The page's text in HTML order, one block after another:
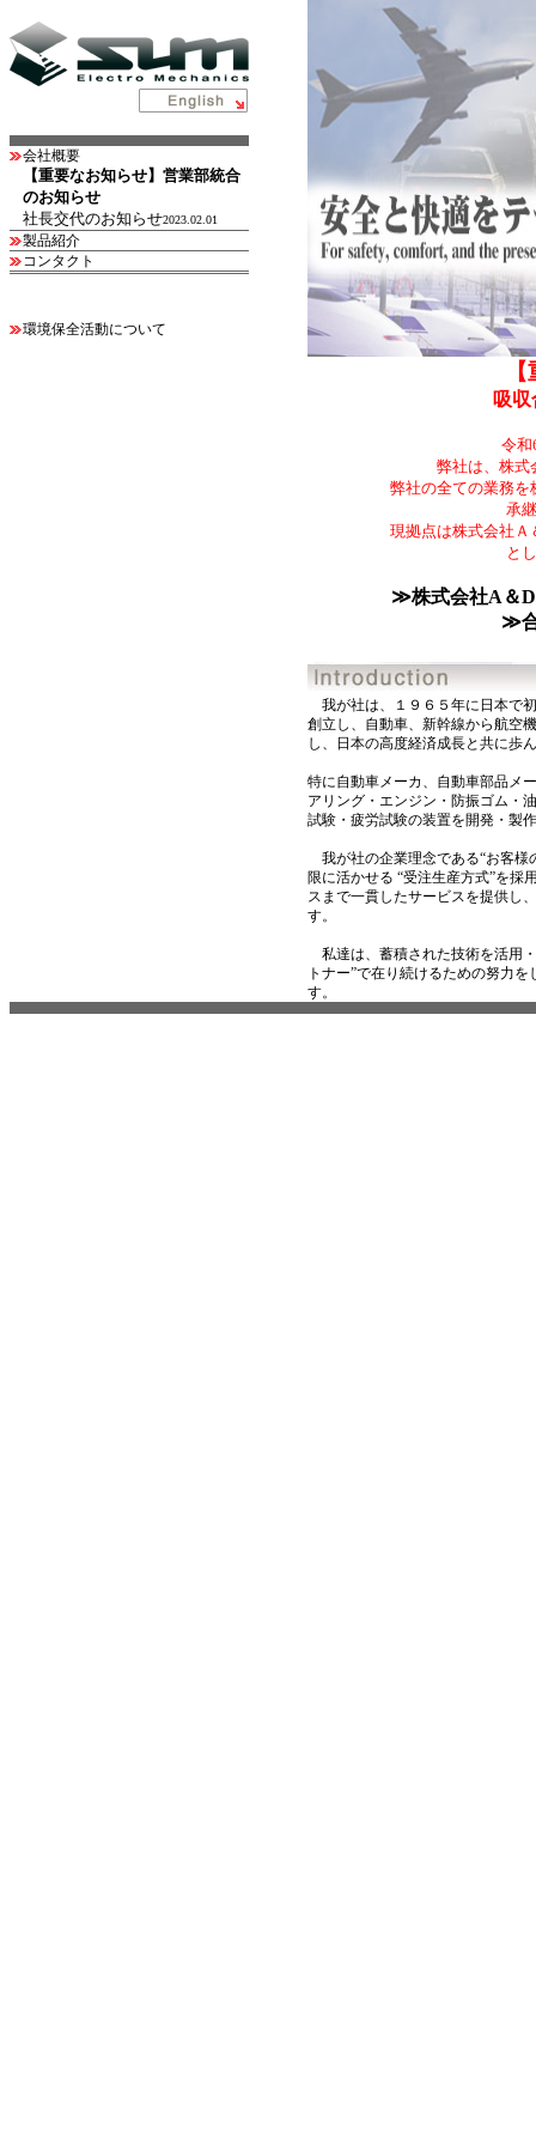
会社概要
【重要なお知らせ】営業部統合
のお知らせ
社長交代のお知らせ2023.02.01
製品紹介
コンタクト
環境保全活動について
吸
令和
弊社は、株式会社
弊社の全ての業務を
承
現拠点は株式会社Ａ
と
≫株式会社A＆D
≫
我が社は、１９６５年に日本で
創立し、自動車、新幹線から航空
し、日本の高度経済成長と共に歩
特に自動車メーカ、自動車部品メ
アリング・エンジン・防振ゴム・
試験・疲労試験の装置を開発・製
我が社の企業理念である“お客様
限に活かせる “受注生産方式”を採
スまで一貫したサービスを提供し
す。
私達は、蓄積された技術を活用
トナー”で在り続けるための努力
す。